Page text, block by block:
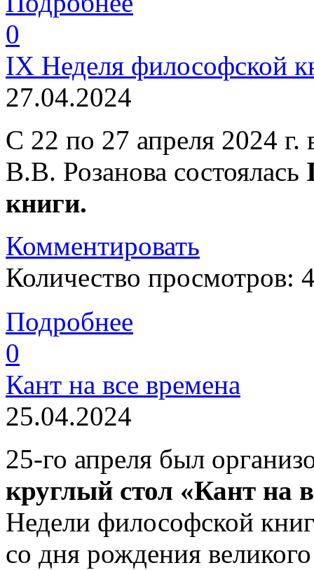
0
IX Неделя философской
27.04.2024
С 22 по 27 апреля 2024
В.В. Розанова состоялась
книги.
Комментировать
Количество просмотров:
Подробнее
0
Кант на все времена
25.04.2024
25-го апреля был
круглый стол «Кант на
Недели философской
со дня рождения